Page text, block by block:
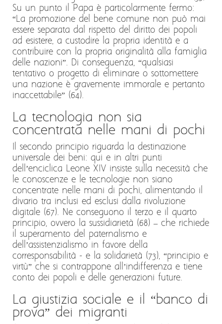
Su un punto il Papa è particolarmente fermo:
“La promozione del bene comune non può mai
essere separata dal rispetto del diritto dei popoli
ad esistere, a custodire la propria identità e a
contribuire con la propria originalità alla famiglia
delle nazioni”. Di conseguenza, “qualsiasi
tentativo o progetto di eliminare o sottomettere
una nazione è gravemente immorale e pertanto
inaccettabile” (64).
La tecnologia non sia
concentrata nelle mani di pochi
Il secondo principio riguarda la destinazione
universale dei beni: qui e in altri punti
dell’enciclica Leone XIV insiste sulla necessità che
le conoscenze e le tecnologie non siano
concentrate nelle mani di pochi, alimentando il
divario tra inclusi ed esclusi dalla rivoluzione
digitale (67). Ne conseguono il terzo e il quarto
principio, ovvero la sussidiarietà (68) – che richiede
il superamento del paternalismo e
dell’assistenzialismo in favore della
corresponsabilità - e la solidarietà (73), “principio e
virtù” che si contrappone all’indifferenza e tiene
conto dei popoli e delle generazioni future.
La giustizia sociale e il “banco di
prova” dei migranti